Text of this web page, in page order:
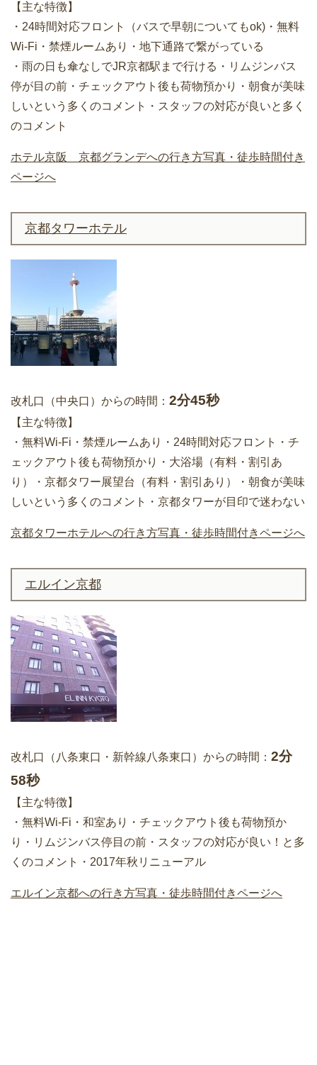
【主な特徴】
・24時間対応フロント（バスで早朝についてもok)・無料
Wi-Fi・禁煙ルームあり・地下通路で繋がっている
・雨の日も傘なしでJR京都駅まで行ける・リムジンバス
停が目の前・チェックアウト後も荷物預かり・朝食が美味
しいという多くのコメント・スタッフの対応が良いと多く
のコメント
ホテル京阪 京都グランデへの行き方写真・徒歩時間付き
ページへ
京都タワーホテル
改札口（中央口）からの時間： 2分45秒
【主な特徴】
・無料Wi-Fi・禁煙ルームあり・24時間対応フロント・チ
ェックアウト後も荷物預かり・大浴場（有料・割引あ
り）・京都タワー展望台（有料・割引あり）・朝食が美味
しいという多くのコメント・京都タワーが目印で迷わない
京都タワーホテルへの行き方写真・徒歩時間付きページへ
エルイン京都
改札口（八条東口・新幹線八条東口）からの時間： 2分
58秒
【主な特徴】
・無料Wi-Fi・和室あり・チェックアウト後も荷物預か
り・リムジンバス停目の前・スタッフの対応が良い！と多
くのコメント・2017年秋リニューアル
エルイン京都への行き方写真・徒歩時間付きページへ